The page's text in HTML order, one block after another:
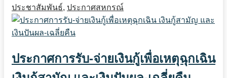
ประชาสัมพันธ์, ประกาศสหกรณ์
ประกาศการรับ-จ่ายเงินกู้เพื่อเหตุฉุกเฉิน